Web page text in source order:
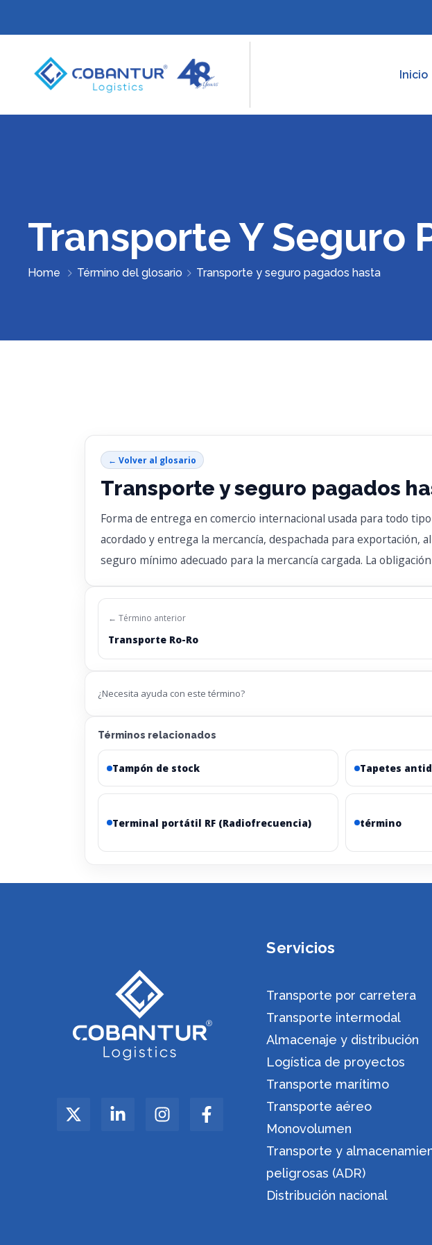
Inicio
Transporte Y Seguro
Home Término del glosario Transporte y seguro pagados hasta
← Volver al glosario
Transporte y seguro pagados
Forma de entrega en comercio internacional usada para todo
acordado y entrega la mercancía, despachada para
seguro mínimo adecuado para la mercancía cargada. La
← Término anterior
Transporte Ro-Ro
¿Necesita ayuda con este término?
Términos relacionados
Tampón de stock Tapetes
Terminal portátil RF (Radiofrecuencia) término
Servicios
Transporte por carretera
Transporte intermodal
Almacenaje y distribución
Logística de proyectos
Transporte marítimo
Transporte aéreo
Monovolumen
Transporte y
peligrosas (ADR)
Distribución nacional